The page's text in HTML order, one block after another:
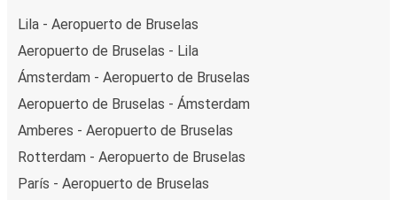
Lila - Aeropuerto de Bruselas
Aeropuerto de Bruselas - Lila
Ámsterdam - Aeropuerto de Bruselas
Aeropuerto de Bruselas - Ámsterdam
Amberes - Aeropuerto de Bruselas
Rotterdam - Aeropuerto de Bruselas
París - Aeropuerto de Bruselas